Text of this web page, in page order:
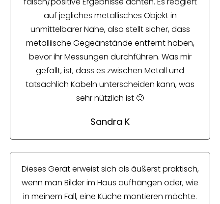
auf jegliches metallisches Objekt in
unmittelbarer Nähe, also stellt sicher, dass
metalliische Gegeänstände entfernt haben,
bevor ihr Messungen durchführen. Was mir
gefällt, ist, dass es zwischen Metall und
tatsächlich Kabeln unterscheiden kann, was
sehr nützlich ist 🙂
Sandra K
Dieses Gerät erweist sich als äußerst praktisch,
wenn man Bilder im Haus aufhängen oder, wie
in meinem Fall, eine Küche montieren möchte.